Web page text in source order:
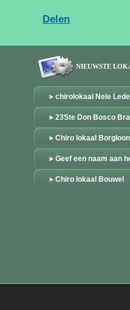
Delen
NIEUWSTE
chirolokaal Nele Lede
23Ste Don Bosco
Chiro lokaal Borgloon
Geef een naam aan
Chiro lokaal Bouwel